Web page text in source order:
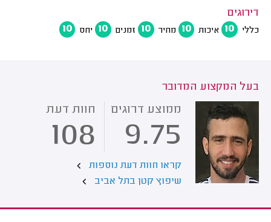
דירוגים
כללי 10 איכות 10 מחיר 10 זמנים 10 יחס 10
בעל המקצוע המדובר
ממוצע דרוגים
9.75
חוות דעת
108
קראו חוות דעת נוספות
שיפוץ קטן בתל אביב